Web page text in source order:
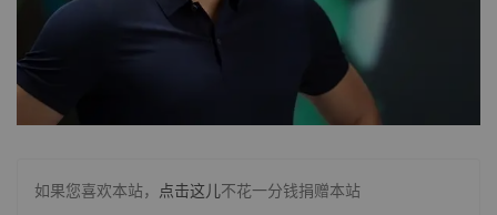
如果您喜欢本站， 点击这儿不花一分钱捐赠本站